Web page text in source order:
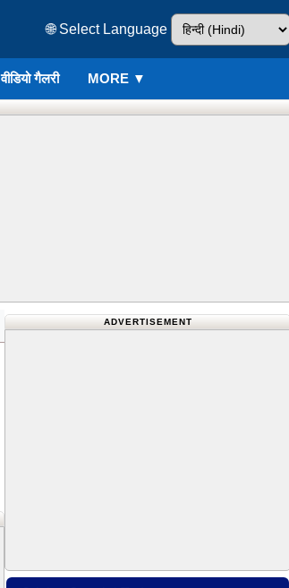
🌐 Select Language
वीडियो गैलरी MORE ▼
ADVERTISEMENT